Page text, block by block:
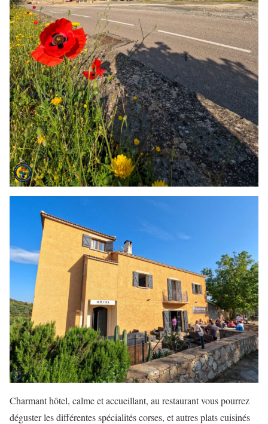
Charmant hôtel, calme et accueillant, au restaurant vous pourrez
déguster les différentes spécialités corses, et autres plats cuisinés